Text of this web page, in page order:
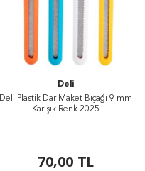
Deli
Deli Plastik Dar Maket Bıçağı 9 mm
Karışık Renk 2025
70,00TL